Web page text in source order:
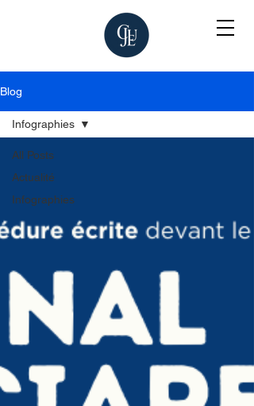
Blog
All Posts
Actualité
Infographies
Infographies